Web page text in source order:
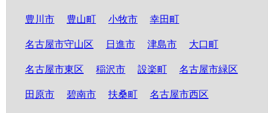
豊川市 豊山町 小牧市 幸田町
名古屋市守山区 日進市 津島市 大口町
名古屋市東区 稲沢市 設楽町 名古屋市緑区
田原市 碧南市 扶桑町 名古屋市西区